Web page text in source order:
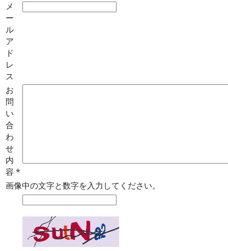
メ
ー
ル
ア
ド
レ
ス
お
問
い
合
わ
せ
内
容 *
画像中の文字と数字を入力してください。